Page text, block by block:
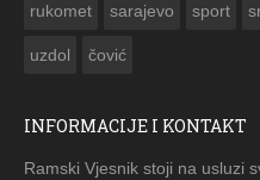
rukomet sarajevo sport
uzdol čović
INFORMACIJE I KONTAKT
Ramski Vjesnik stoji na usluzi